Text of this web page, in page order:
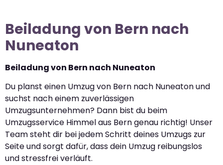
Beiladung von Bern nach
Nuneaton
Beiladung von Bern nach Nuneaton
Du planst einen Umzug von Bern nach Nuneaton und
suchst nach einem zuverlässigen
Umzugsunternehmen? Dann bist du beim
Umzugsservice Himmel aus Bern genau richtig! Unser
Team steht dir bei jedem Schritt deines Umzugs zur
Seite und sorgt dafür, dass dein Umzug reibungslos
und stressfrei verläuft.